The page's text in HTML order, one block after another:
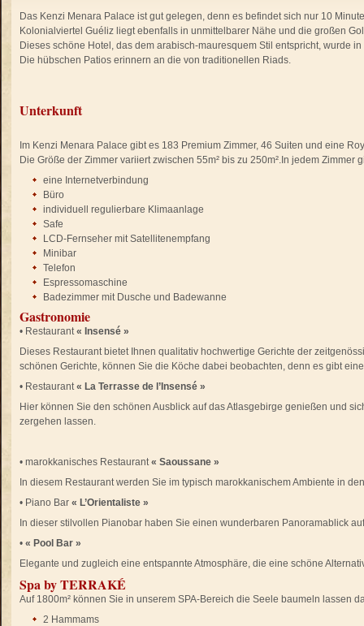
Das Kenzi Menara Palace ist gut gelegen, denn es befindet sich nur 10
Kolonialviertel Guéliz liegt ebenfalls in unmittelbarer Nähe und die großen
Dieses schöne Hotel, das dem arabisch-mauresquem Stil entspricht, wurde
Die hübschen Patios erinnern an die von traditionellen Riads.
Unterkunft
Im Kenzi Menara Palace gibt es 183 Premium Zimmer, 46 Suiten und eine
Die Größe der Zimmer variiert zwischen 55m² bis zu 250m².In jedem Zimmer
eine Internetverbindung
Büro
individuell regulierbare Klimaanlage
Safe
LCD-Fernseher mit Satellitenempfang
Minibar
Telefon
Espressomaschine
Badezimmer mit Dusche und Badewanne
Gastronomie
• Restaurant« Insensé »
Dieses Restaurant bietet Ihnen qualitativ hochwertige Gerichte der
schönen Gerichte, können Sie die Köche dabei beobachten, denn es gibt
• Restaurant« La Terrasse de l’Insensé »
Hier können Sie den schönen Ausblick auf das Atlasgebirge genießen und
zergehen lassen.
• marokkanisches Restaurant« Saoussane »
In diesem Restaurant werden Sie im typisch marokkanischem Ambiente in
• Piano Bar « L’Orientaliste »
In dieser stilvollen Pianobar haben Sie einen wunderbaren Panoramablick
• « Pool Bar »
Elegante und zugleich eine entspannte Atmosphäre, die eine schöne
Spa by TERRAKÉ
Auf 1800m² können Sie in unserem SPA-Bereich die Seele baumeln lassen
2 Hammams